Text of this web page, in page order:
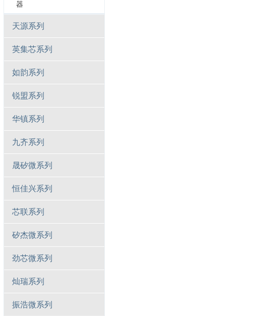
器
天源系列
英集芯系列
如韵系列
锐盟系列
华镇系列
九齐系列
晟矽微系列
恒佳兴系列
芯联系列
矽杰微系列
劲芯微系列
灿瑞系列
振浩微系列